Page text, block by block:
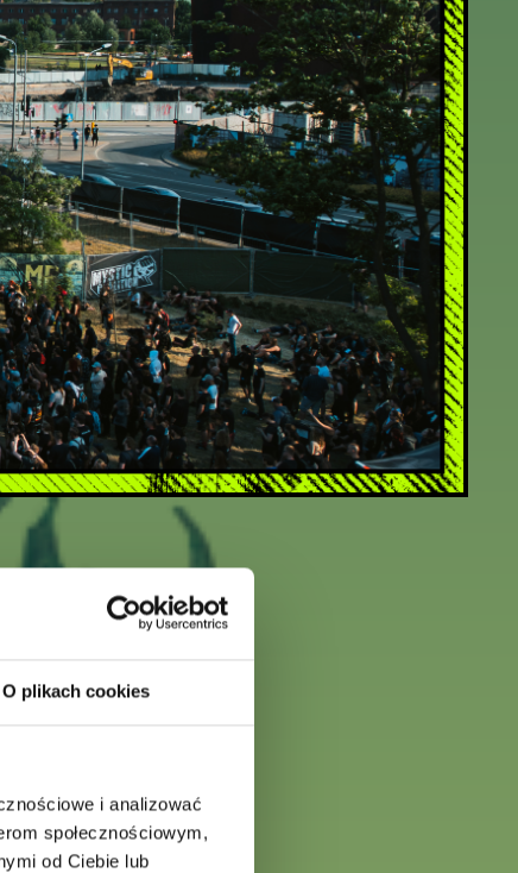
O plikach cookies
i analizować
społecznościowym,
od Ciebie lub